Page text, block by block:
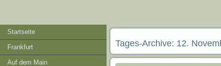
Startseite
Frankfurt
Auf dem Main
Tages-Archive: 12.